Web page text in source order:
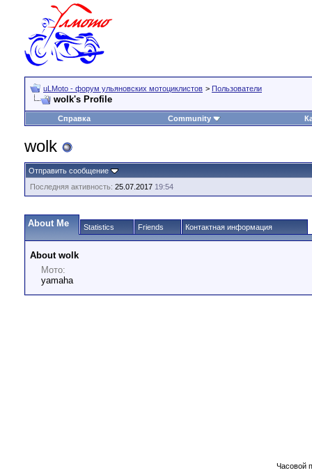
uLMoto - форум ульяновских мотоциклистов > Пользователи
wolk's Profile
Справка Community
wolk
Отправить сообщение
Последняя активность: 25.07.2017 19:54
About Me Statistics Friends Контактная информация
About wolk
Мото:
yamaha
Часовой